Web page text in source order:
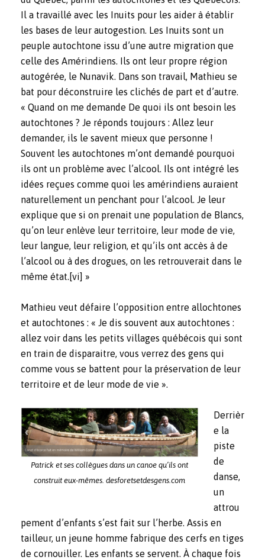
Il a travaillé avec les Inuits pour les aider à établir
les bases de leur autogestion. Les Inuits sont un
peuple autochtone issu d’une autre migration que
celle des Amérindiens. Ils ont leur propre région
autogérée, le Nunavik. Dans son travail, Mathieu se
bat pour déconstruire les clichés de part et d’autre.
« Quand on me demande De quoi ils ont besoin les
autochtones ? Je réponds toujours : Allez leur
demander, ils le savent mieux que personne !
Souvent les autochtones m’ont demandé pourquoi
ils ont un problème avec l’alcool. Ils ont intégré les
idées reçues comme quoi les amérindiens auraient
naturellement un penchant pour l’alcool. Je leur
explique que si on prenait une population de Blancs,
qu’on leur enlève leur territoire, leur mode de vie,
leur langue, leur religion, et qu’ils ont accès à de
l’alcool ou à des drogues, on les retrouverait dans le
même état. [vi] »
Mathieu veut défaire l’opposition entre allochtones
et autochtones : « Je dis souvent aux autochtones :
allez voir dans les petits villages québécois qui sont
en train de disparaitre, vous verrez des gens qui
comme vous se battent pour la préservation de leur
territoire et de leur mode de vie ».
Patrick et ses collègues dans un canoe qu’ils ont
construit eux-mêmes. desforetsetdesgens.com
Derrièr
e la
piste
de
danse,
un
attrou
pement d’enfants s’est fait sur l’herbe. Assis en
tailleur, un jeune homme fabrique des cerfs en tiges
de cornouiller. Les enfants se servent. À chaque fois